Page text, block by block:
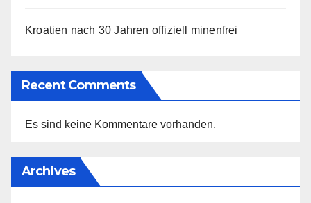
Kroatien nach 30 Jahren offiziell minenfrei
Recent Comments
Es sind keine Kommentare vorhanden.
Archives